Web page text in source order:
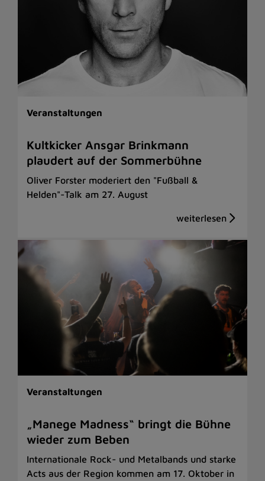
Veranstaltungen
Kultkicker Ansgar Brinkmann
plaudert auf der Sommerbühne
Oliver Forster moderiert den "Fußball &
Helden"-Talk am 27. August
Veranstaltungen
„Manege Madness“ bringt die Bühne
wieder zum Beben
Internationale Rock- und Metalbands und starke
Acts aus der Region kommen am 17. Oktober in